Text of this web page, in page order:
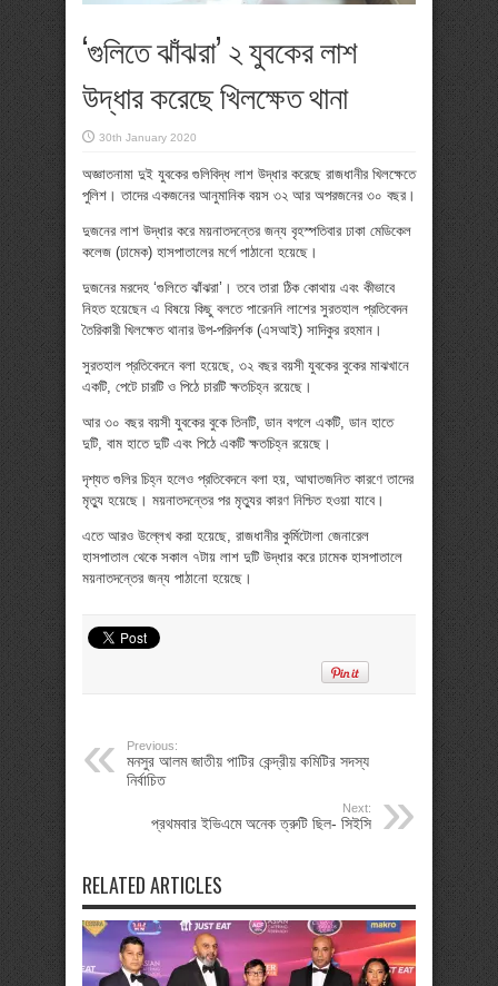
‘গুলিতে ঝাঁঝরা’ ২ যুবকের লাশ
উদ্ধার করেছে খিলক্ষেত থানা
30th January 2020
অজ্ঞাতনামা দুই যুবকের গুলিবিদ্ধ লাশ উদ্ধার করেছে রাজধানীর খিলক্ষেতে
পুলিশ। তাদের একজনের আনুমানিক বয়স ৩২ আর অপরজনের ৩০ বছর।
দুজনের লাশ উদ্ধার করে ময়নাতদন্তের জন্য বৃহস্পতিবার ঢাকা মেডিকেল
কলেজ (ঢামেক) হাসপাতালের মর্গে পাঠানো হয়েছে।
দুজনের মরদেহ ‘গুলিতে ঝাঁঝরা’। তবে তারা ঠিক কোথায় এবং কীভাবে
নিহত হয়েছেন এ বিষয়ে কিছু বলতে পারেননি লাশের সুরতহাল প্রতিবেদন
তৈরিকারী খিলক্ষেত থানার উপ-পরিদর্শক (এসআই) সাদিকুর রহমান।
সুরতহাল প্রতিবেদনে বলা হয়েছে, ৩২ বছর বয়সী যুবকের বুকের মাঝখানে
একটি, পেটে চারটি ও পিঠে চারটি ক্ষতচিহ্ন রয়েছে।
আর ৩০ বছর বয়সী যুবকের বুকে তিনটি, ডান বগলে একটি, ডান হাতে
দুটি, বাম হাতে দুটি এবং পিঠে একটি ক্ষতচিহ্ন রয়েছে।
দৃশ্যত গুলির চিহ্ন হলেও প্রতিবেদনে বলা হয়, আঘাতজনিত কারণে তাদের
মৃত্যু হয়েছে। ময়নাতদন্তের পর মৃত্যুর কারণ নিশ্চিত হওয়া যাবে।
এতে আরও উল্লেখ করা হয়েছে, রাজধানীর কুর্মিটোলা জেনারেল
হাসপাতাল থেকে সকাল ৭টায় লাশ দুটি উদ্ধার করে ঢামেক হাসপাতালে
ময়নাতদন্তের জন্য পাঠানো হয়েছে।
Previous:
মনসুর আলম জাতীয় পাটির কেন্দ্রীয় কমিটির সদস্য
নির্বাচিত
Next:
প্রথমবার ইভিএমে অনেক ত্রুটি ছিল- সিইসি
RELATED ARTICLES